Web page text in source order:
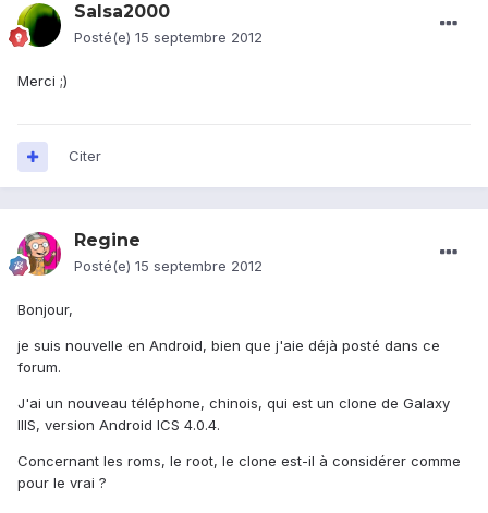
Salsa2000
Posté(e) 15 septembre 2012
Merci ;)
Citer
Regine
Posté(e) 15 septembre 2012
Bonjour,
je suis nouvelle en Android, bien que j'aie déjà posté dans ce
forum.
J'ai un nouveau téléphone, chinois, qui est un clone de Galaxy
IIIS, version Android ICS 4.0.4.
Concernant les roms, le root, le clone est-il à considérer comme
pour le vrai ?